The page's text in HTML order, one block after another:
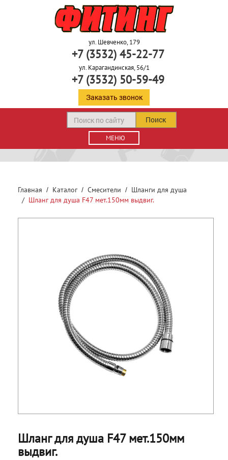
ул. Шевченко, 179
+7 (3532) 45-22-77
ул. Карагандинская, 56/1
+7 (3532) 50-59-49
Заказать звонок
МЕНЮ
Поиск
Главная Каталог Смесители
Шланги для душа
Шланг для душа F47 мет.150мм выдвиг.
Шланг для душа F47 мет.150мм
выдвиг.